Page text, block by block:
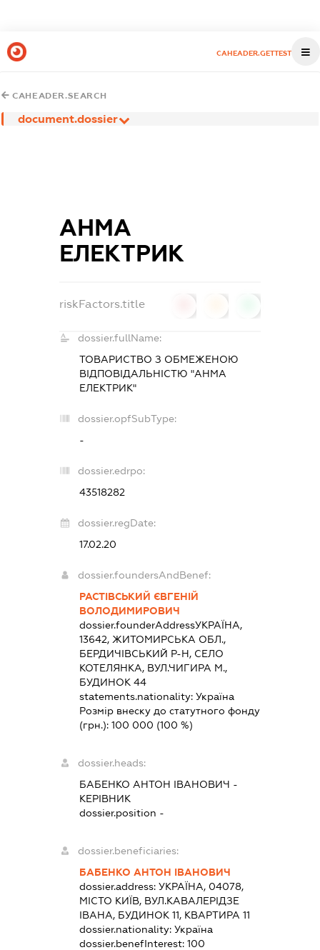
CAHEADER.GETTEST
CAHEADER.SEARCH
document.dossier
АНМА
ЕЛЕКТРИК
riskFactors.title
dossier.fullName:
ТОВАРИСТВО З ОБМЕЖЕНОЮ
ВІДПОВІДАЛЬНІСТЮ "АНМА
ЕЛЕКТРИК"
dossier.opfSubType:
-
dossier.edrpo:
43518282
dossier.regDate:
17.02.20
dossier.foundersAndBenef:
РАСТІВСЬКИЙ ЄВГЕНІЙ
ВОЛОДИМИРОВИЧ
dossier.founderAddressУКРАЇНА,
13642, ЖИТОМИРСЬКА ОБЛ.,
БЕРДИЧІВСЬКИЙ Р-Н, СЕЛО
КОТЕЛЯНКА, ВУЛ.ЧИГИРА М.,
БУДИНОК 44
statements.nationality:Україна
Розмір внеску до статутного фонду
(грн.):100 000 (100 %)
dossier.heads:
БАБЕНКО АНТОН ІВАНОВИЧ -
КЕРІВНИК
dossier.position -
dossier.beneficiaries:
БАБЕНКО АНТОН ІВАНОВИЧ
dossier.address:УКРАЇНА, 04078,
МІСТО КИЇВ, ВУЛ.КАВАЛЕРІДЗЕ
ІВАНА, БУДИНОК 11, КВАРТИРА 11
dossier.nationality:Україна
dossier.benefInterest:100